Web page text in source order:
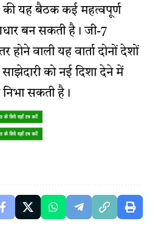
की यह बैठक कई महत्वपूर्ण
बन सकती है। जी-7
वाली यह वार्ता दोनों देशों
को नई दिशा देने में
सकती है।